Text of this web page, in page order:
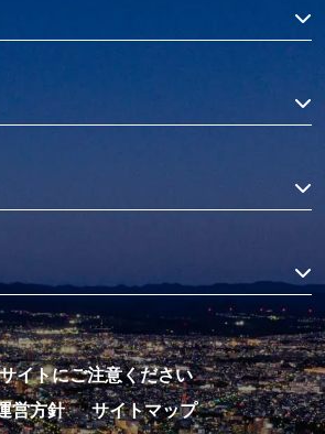
イトにご注意ください
営方針
サイトマップ